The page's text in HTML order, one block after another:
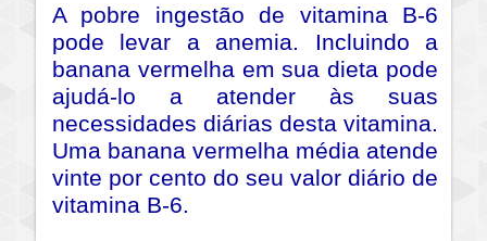
A pobre ingestão de vitamina B-6
pode levar a anemia. Incluindo a
banana vermelha em sua dieta pode
ajudá-lo a atender às suas
necessidades diárias desta vitamina.
Uma banana vermelha média atende
vinte por cento do seu valor diário de
vitamina B-6.